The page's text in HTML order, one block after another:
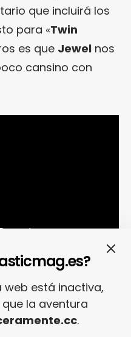
que incluirá los
para «Twin
es que Jewel nos
cansino con
web está inactiva,
la aventura
.